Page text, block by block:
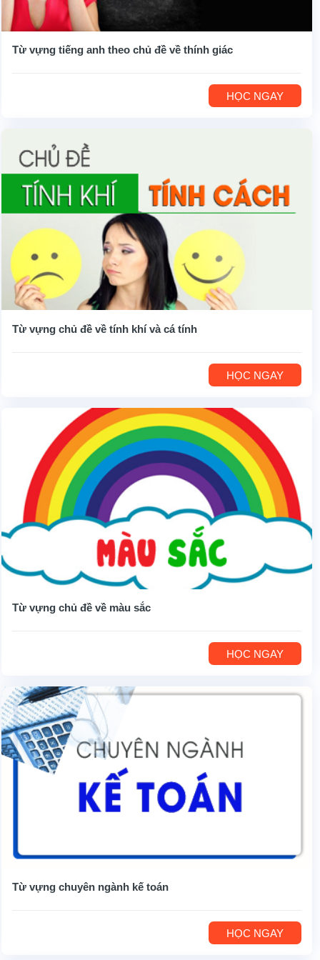
Từ vựng tiếng anh theo chủ đề về thính giác
HỌC NGAY
Từ vựng chủ đề về tính khí và cá tính
HỌC NGAY
Từ vựng chủ đề về màu sắc
HỌC NGAY
Từ vựng chuyên ngành kế toán
HỌC NGAY